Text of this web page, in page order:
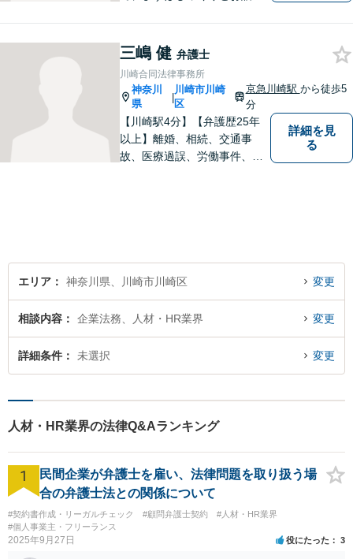
とって納得のいく最善の解決
を目指し、誠意を持って対応
いたします。【土日祝対応/要
予約】
三嶋 健 弁護士
川崎合同法律事務所
神奈川
県
|
川崎市川崎
区
京急川崎駅 から徒歩5
分
【川崎駅4分】【弁護歴25年
以上】離婚、相続、交通事
故、医療過誤、労働事件、会
す。【後払いOK】
詳細を見
る
エリア 神奈川県、川崎市川崎区 変更
相談内容 企業法務、人材・HR業界 変更
詳細条件 未選択 変更
人材・HR業界の法律Q&Aランキング
1
民間企業が弁護士を雇い、法律問題を取り扱う場
合の弁護士法との関係について
#契約書作成・リーガルチェック #顧問弁護士契約
#人材・HR業界
#個人事業主・フリーランス
2025年9月27日 役にたった 3